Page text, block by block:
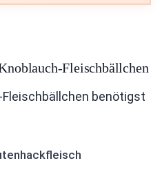
Fleischbällchen
Fleischbällchen benötigst